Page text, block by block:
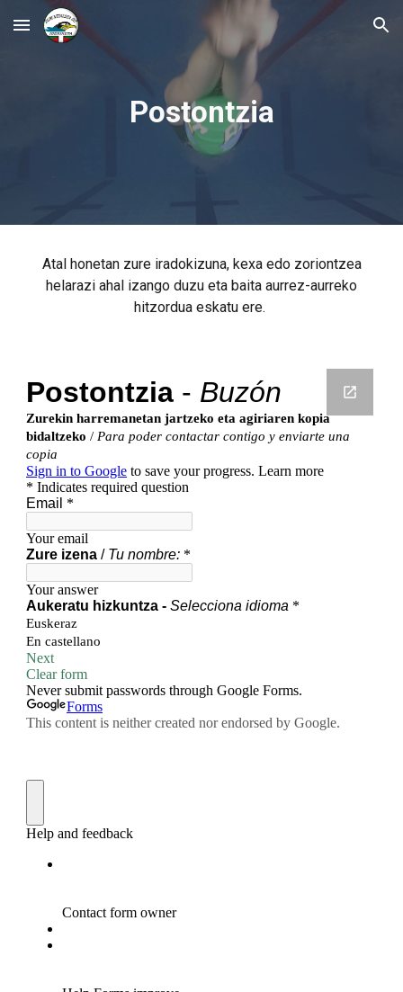
Skip to main content Skip to navigation
Postontzia
Atal honetan zure iradokizuna, kexa edo zoriontzea
helarazi ahal izango duzu eta baita aurrez-aurreko
hitzordua eskatu ere.